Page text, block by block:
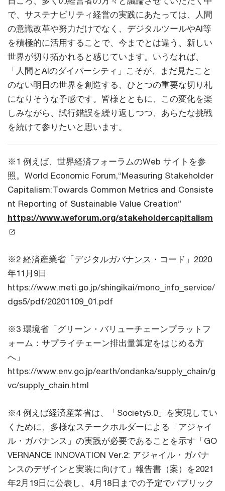
で、サステナビリティ経営の実践にあたっては、人間
の意識改革や努力だけでなく、デジタルツールやAI等
を積極的に活用することで、今までとは違う、新しい
世界が切り拓かれると感じています。いうなれば、
「人間とAIのダイバーシティ」こそが、まだ見たこと
のない明日の世界を創造する、ひとつの重要な切り札
になりそうな予感です。皆様とともに、この変化を楽
しみながら、試行錯誤を繰り返しつつ、あらたな挑戦
を続けて参りたいと思います。
※1 例えば、世界経済フォーラムのWeb サイトを参
照。World Economic Forum,“Measuring Stakeholder
Capitalism:Towards Common Metrics and Consiste
nt Reporting of Sustainable Value Creation”
https://www.weforum.org/stakeholdercapitalism
※2 経済産業省「デジタルガバナンス・コード」2020
年11月9日
https://www.meti.go.jp/shingikai/mono_info_service/
dgs5/pdf/20201109_01.pdf
※3 環境省「グリーン・バリューチェーンプラットフ
ォーム：サプライチェーン排出量算定をはじめる方
へ」
https://www.env.go.jp/earth/ondanka/supply_chain/g
vc/supply_chain.html
※4 例えば経済産業省は、「Society5.0」を実現してい
くために、多様なステークホルダーによる「アジャイ
ル・ガバナンス」の実践が必要であることを示す「GO
VERNANCE INNOVATION Ver.2: アジャイル・ガバナ
ンスのデザインと実装に向けて」報告書（案）を2021
年2月19日に公表し、4月18日までの予定でパブリック